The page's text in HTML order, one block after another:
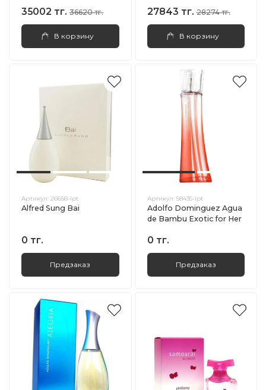
35002 тг. 36620 тг.
В корзину
27843 тг. 28274 тг.
В корзину
Артикул: 26658-lpt
Alfred Sung Bai
0 тг.
Предзаказ
Артикул: 58435-lpt
Adolfo Dominguez Agua
de Bambu Exotic for Her
0 тг.
Предзаказ